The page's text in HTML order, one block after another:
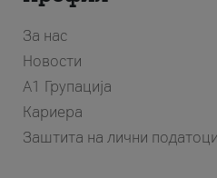
За нас
Новости
А1 Групација
Кариера
Заштита на лични податоци